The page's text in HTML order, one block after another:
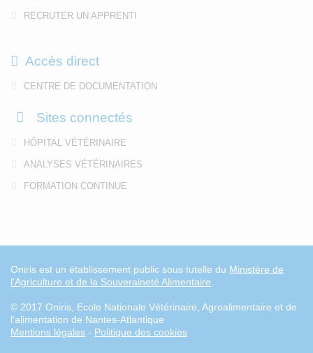
RECRUTER UN APPRENTI
Accès direct
CENTRE DE DOCUMENTATION
Sites connectés
HÔPITAL VÉTÉRINAIRE
ANALYSES VÉTÉRINAIRES
FORMATION CONTINUE
Oniris est un établissement public sous tutelle du Ministère de
l'Agriculture et de la Souveraineté Alimentaire
© 2017 Oniris, Ecole Nationale Vétérinaire, Agroalimentaire et de
l'alimentation de Nantes-Atlantique
Mentions légales - Politique des cookies